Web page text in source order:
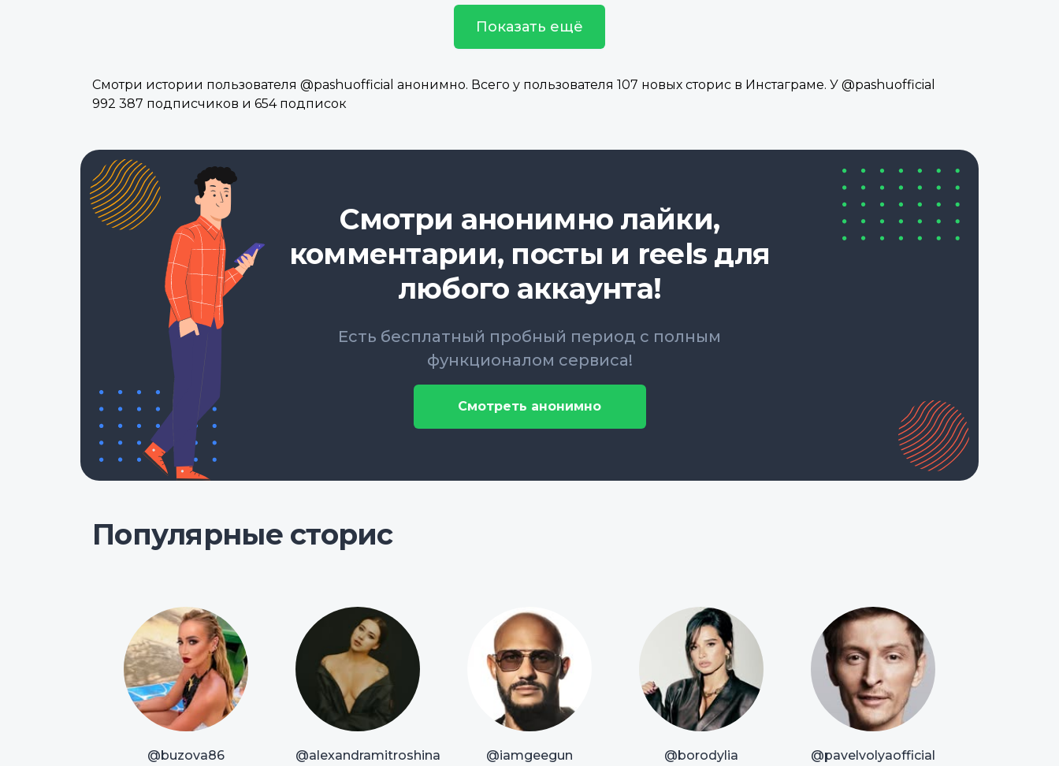
Показать ещё
Смотри истории пользователя @pashuofficial анонимно. Всего у пользователя 107 новых сторис в Инстаграме. У @pashuofficial
992 387 подписчиков и 654 подписок
Смотри анонимно лайки,
комментарии, посты и reels для
любого аккаунта!
Есть бесплатный пробный период с полным
функционалом сервиса!
Смотреть анонимно
Популярные сторис
@buzova86 @alexandramitroshina @iamgeegun @borodylia @pavelvolyaofficial